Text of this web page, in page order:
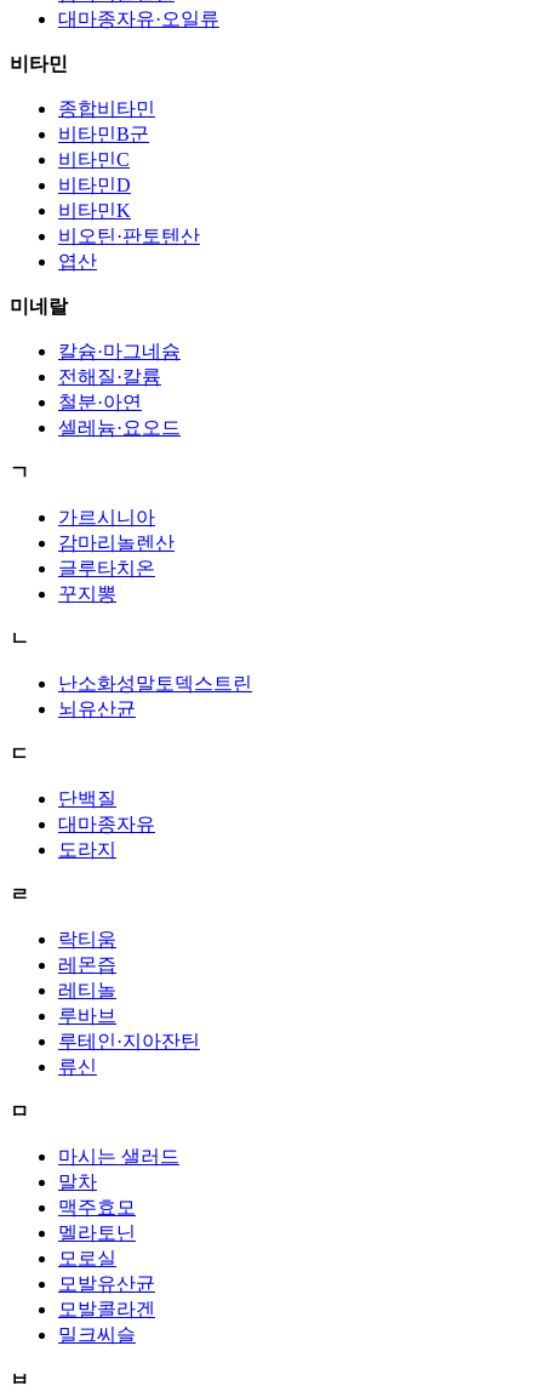
대마종자유·오일류
비타민
종합비타민
비타민B군
비타민C
비타민D
비타민K
비오틴·판토텐산
엽산
미네랄
칼슘·마그네슘
전해질·칼륨
철분·아연
셀레늄·요오드
ㄱ
가르시니아
감마리놀렌산
글루타치온
꾸지뽕
ㄴ
난소화성말토덱스트린
뇌유산균
ㄷ
단백질
대마종자유
도라지
ㄹ
락티움
레몬즙
레티놀
루바브
루테인·지아잔틴
류신
ㅁ
마시는 샐러드
말차
맥주효모
멜라토닌
모로실
모발유산균
모발콜라겐
밀크씨슬
ㅂ